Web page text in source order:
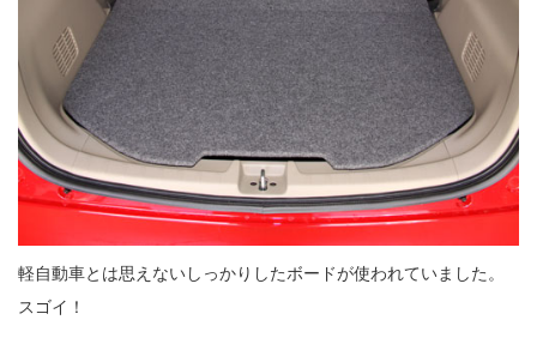
軽自動車とは思えないしっかりしたボードが使われていました。
スゴイ！